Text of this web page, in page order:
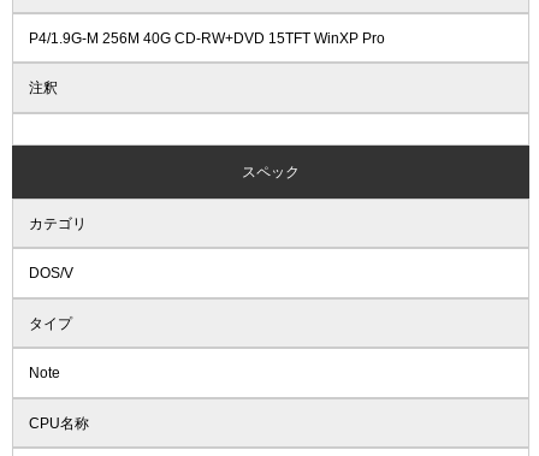
P4/1.9G-M 256M 40G CD-RW+DVD 15TFT WinXP Pro
注釈
スペック
カテゴリ
DOS/V
タイプ
Note
CPU名称